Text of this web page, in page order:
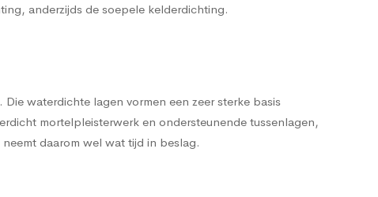
anderzijds de soepele kelderdichting.
waterdichte lagen vormen een zeer sterke basis
mortelpleisterwerk en ondersteunende tussenlagen,
daarom wel wat tijd in beslag.